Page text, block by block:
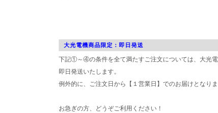
大光電機商品限定：即日発送
下記①～④の条件を全て満たすご注文については、大光電
即日発送いたします。
例外的に、ご注文日から【１営業日】でのお届けとなりま
お急ぎの方、どうぞご利用ください！